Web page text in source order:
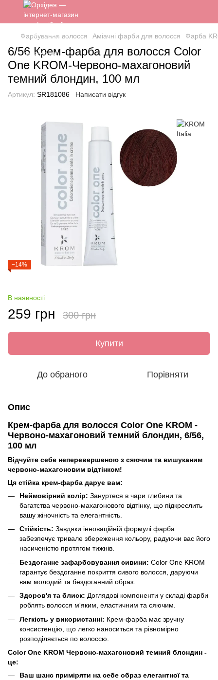
Фарбування волосся Аміачні фарби для волосся Фарба
6/56 Крем-фарба для волосся Color
One KROM-Червоно-махагоновий
темний блондин, 100 мл
Артикул: SR181086 Написати відгук
−14%
В наявності
259 грн 300 грн
Купити
До обраного Порівняти
Опис
Крем-фарба для волосся Color One KROM -
Червоно-махагоновий темний блондин, 6/56,
100 мл
Відчуйте себе неперевершеною з сяючим та вишуканим
червоно-махагоновим відтінком!
Ця стійка крем-фарба дарує вам:
Неймовірний колір: Зануртеся в чари глибини та
багатства червоно-махагонового відтінку, що підкреслить
вашу жіночність та елегантність.
Стійкість: Завдяки інноваційній формулі фарба
забезпечує тривале збереження кольору, радуючи вас його
насиченістю протягом тижнів.
Бездоганне зафарбовування сивини: Color One KROM
гарантує бездоганне покриття сивого волосся, даруючи
вам молодий та бездоганний образ.
Здоров'я та блиск: Доглядові компоненти у складі фарби
роблять волосся м'яким, еластичним та сяючим.
Легкість у використанні: Крем-фарба має зручну
консистенцію, що легко наноситься та рівномірно
розподіляється по волоссю.
Color One KROM Червоно-махагоновий темний блондин -
це:
Ваш шанс приміряти на себе образ елегантної та